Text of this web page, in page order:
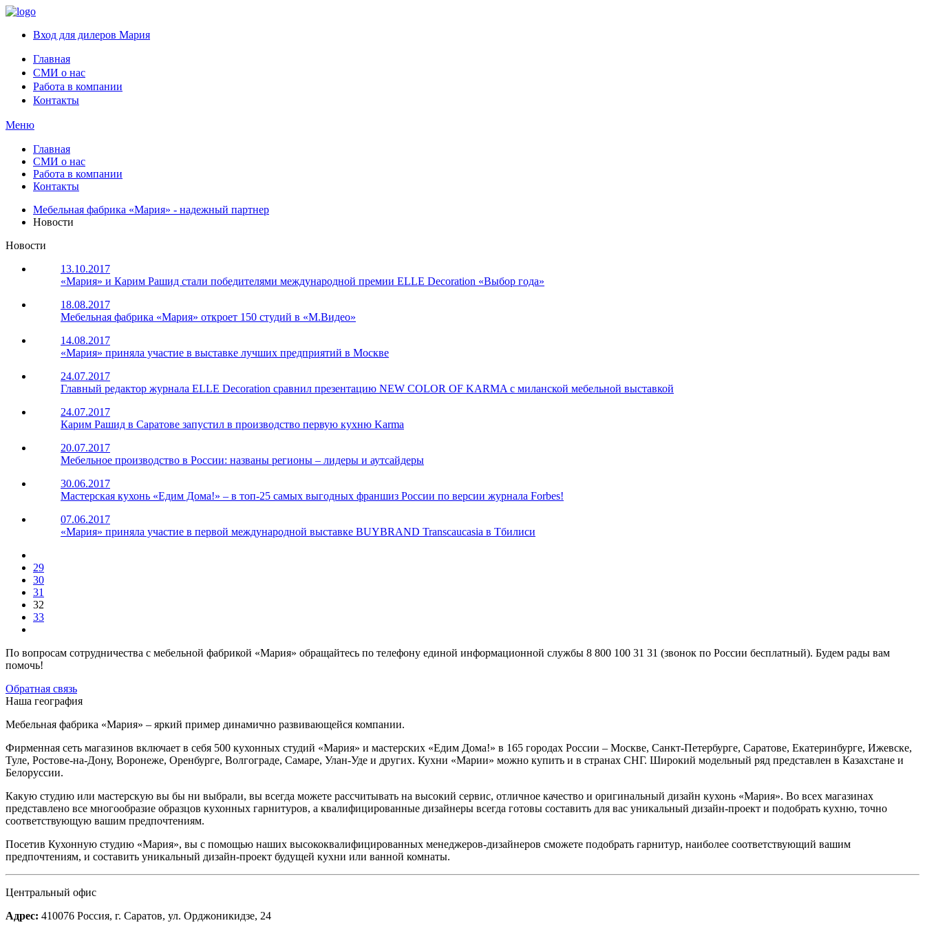
Вход для дилеров Мария
Главная
СМИ о нас
Работа в компании
Контакты
Меню
Главная
СМИ о нас
Работа в компании
Контакты
Мебельная фабрика «Мария» - надежный партнер
Новости
Новости
13.10.2017
«Мария» и Карим Рашид стали победителями международной премии ELLE Decoration «Выбор года»
18.08.2017
Мебельная фабрика «Мария» откроет 150 студий в «М.Видео»
14.08.2017
«Мария» приняла участие в выставке лучших предприятий в Москве
24.07.2017
Главный редактор журнала ELLE Decoration сравнил презентацию NEW COLOR OF KARMA с миланской мебельной выставкой
24.07.2017
Карим Рашид в Саратове запустил в производство первую кухню Karma
20.07.2017
Мебельное производство в России: названы регионы – лидеры и аутсайдеры
30.06.2017
Мастерская кухонь «Едим Дома!» – в топ-25 самых выгодных франшиз России по версии журнала Forbes!
07.06.2017
«Мария» приняла участие в первой международной выставке BUYBRAND Transcaucasia в Тбилиси
29
30
31
32
33
По вопросам сотрудничества с мебельной фабрикой «Мария» обращайтесь по телефону единой информационной службы 8 800 100 31 31 (звонок по России бесплатный). Будем рады вам
помочь!
Обратная связь
Наша география
Мебельная фабрика «Мария» – яркий пример динамично развивающейся компании.
Фирменная сеть магазинов включает в себя 500 кухонных студий «Мария» и мастерских «Едим Дома!» в 165 городах России – Москве, Санкт-Петербурге, Саратове, Екатеринбурге, Ижевске,
Туле, Ростове-на-Дону, Воронеже, Оренбурге, Волгограде, Самаре, Улан-Уде и других. Кухни «Марии» можно купить и в странах СНГ. Широкий модельный ряд представлен в Казахстане и
Белоруссии.
Какую студию или мастерскую вы бы ни выбрали, вы всегда можете рассчитывать на высокий сервис, отличное качество и оригинальный дизайн кухонь «Мария». Во всех магазинах
представлено все многообразие образцов кухонных гарнитуров, а квалифицированные дизайнеры всегда готовы составить для вас уникальный дизайн-проект и подобрать кухню, точно
соответствующую вашим предпочтениям.
Посетив Кухонную студию «Мария», вы с помощью наших высококвалифицированных менеджеров-дизайнеров сможете подобрать гарнитур, наиболее соответствующий вашим
предпочтениям, и составить уникальный дизайн-проект будущей кухни или ванной комнаты.
Центральный офис
Адрес: 410076 Россия, г. Саратов, ул. Орджоникидзе, 24